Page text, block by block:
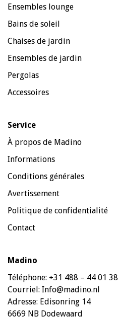
Ensembles lounge
Bains de soleil
Chaises de jardin
Ensembles de jardin
Pergolas
Accessoires
Service
À propos de Madino
Informations
Conditions générales
Avertissement
Politique de confidentialité
Contact
Madino
Téléphone: +31 488 – 44 01 38
Courriel: Info@madino.nl
Adresse: Edisonring 14
6669 NB Dodewaard